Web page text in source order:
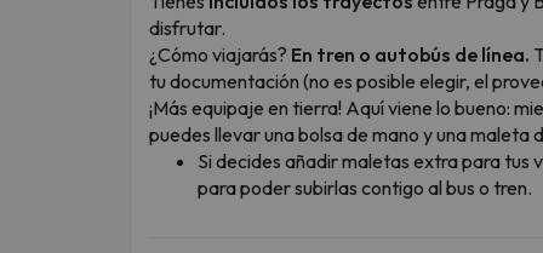
disfrutar.
¿Cómo viajarás? En tren o autobús de línea.
tu documentación (no es posible elegir, el
¡Más equipaje en tierra! Aquí viene lo bueno:
puedes llevar una bolsa de mano y una maleta
Si decides añadir maletas extra para tus
para poder subirlas contigo al bus o tren.